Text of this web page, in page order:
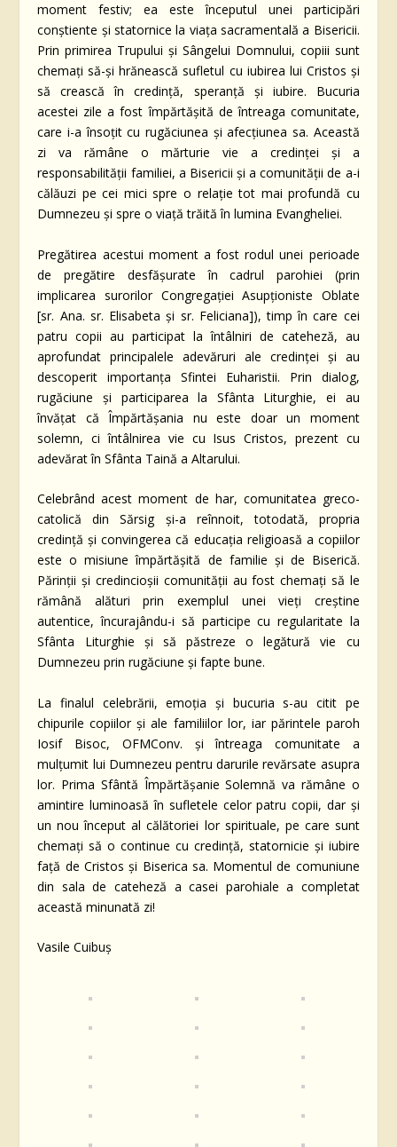
moment festiv; ea este începutul unei participări
conștiente și statornice la viața sacramentală a Bisericii.
Prin primirea Trupului și Sângelui Domnului, copiii sunt
chemați să-și hrănească sufletul cu iubirea lui Cristos și
să crească în credință, speranță și iubire. Bucuria
acestei zile a fost împărtășită de întreaga comunitate,
care i-a însoțit cu rugăciunea și afecțiunea sa. Această
zi va rămâne o mărturie vie a credinței și a
responsabilității familiei, a Bisericii și a comunității de a-i
călăuzi pe cei mici spre o relație tot mai profundă cu
Dumnezeu și spre o viață trăită în lumina Evangheliei.
Pregătirea acestui moment a fost rodul unei perioade
de pregătire desfășurate în cadrul parohiei (prin
implicarea surorilor Congregației Asupționiste Oblate
[sr. Ana. sr. Elisabeta și sr. Feliciana]), timp în care cei
patru copii au participat la întâlniri de cateheză, au
aprofundat principalele adevăruri ale credinței și au
descoperit importanța Sfintei Euharistii. Prin dialog,
rugăciune și participarea la Sfânta Liturghie, ei au
învățat că Împărtășania nu este doar un moment
solemn, ci întâlnirea vie cu Isus Cristos, prezent cu
adevărat în Sfânta Taină a Altarului.
Celebrând acest moment de har, comunitatea greco-
catolică din Sărsig și-a reînnoit, totodată, propria
credință și convingerea că educația religioasă a copiilor
este o misiune împărtășită de familie și de Biserică.
Părinții și credincioșii comunității au fost chemați să le
rămână alături prin exemplul unei vieți creștine
autentice, încurajându-i să participe cu regularitate la
Sfânta Liturghie și să păstreze o legătură vie cu
Dumnezeu prin rugăciune și fapte bune.
La finalul celebrării, emoția și bucuria s-au citit pe
chipurile copiilor și ale familiilor lor, iar părintele paroh
Iosif Bisoc, OFMConv. și întreaga comunitate a
mulțumit lui Dumnezeu pentru darurile revărsate asupra
lor. Prima Sfântă Împărtășanie Solemnă va rămâne o
amintire luminoasă în sufletele celor patru copii, dar și
un nou început al călătoriei lor spirituale, pe care sunt
chemați să o continue cu credință, statornicie și iubire
față de Cristos și Biserica sa. Momentul de comuniune
din sala de cateheză a casei parohiale a completat
această minunată zi!
Vasile Cuibuș